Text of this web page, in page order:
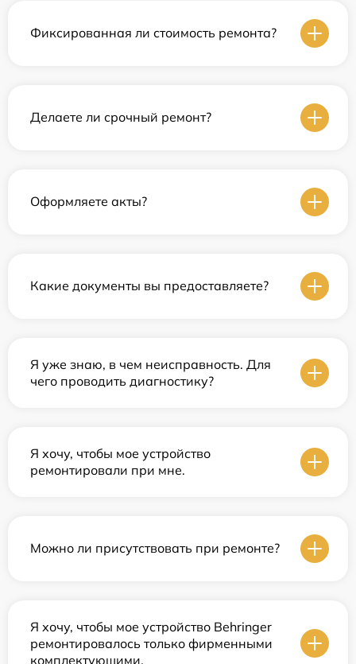
Фиксированная ли стоимость ремонта?
Делаете ли срочный ремонт?
Оформляете акты?
Какие документы вы предоставляете?
Я уже знаю, в чем неисправность. Для
чего проводить диагностику?
Я хочу, чтобы мое устройство
ремонтировали при мне.
Можно ли присутствовать при ремонте?
Я хочу, чтобы мое устройство Behringer
ремонтировалось только фирменными
комплектующими.